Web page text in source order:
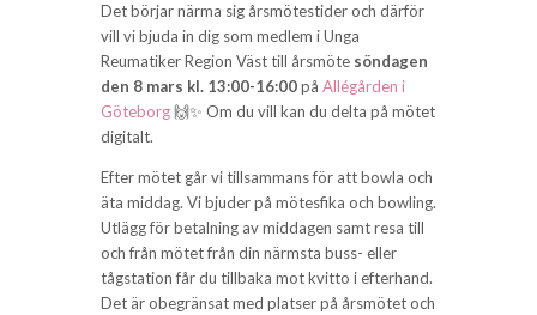
Det börjar närma sig årsmötestider och därför
vill vi bjuda in dig som medlem i Unga
Reumatiker Region Väst till årsmöte söndagen
den 8 mars kl. 13:00-16:00på Allégården i
Göteborg🙌✨ Om du vill kan du delta på mötet
digitalt.
Efter mötet går vi tillsammans för att bowla och
äta middag. Vi bjuder på mötesfika och bowling.
Utlägg för betalning av middagen samt resa till
och från mötet från din närmsta buss- eller
tågstation får du tillbaka mot kvitto i efterhand.
Det är obegränsat med platser på årsmötet och